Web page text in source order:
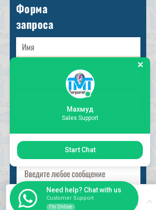
Форма
запроса
Выбрать запрос
Махмуд
Sales Support
Start Chat
Need help? Chat with us
Customer Support
I'm Online